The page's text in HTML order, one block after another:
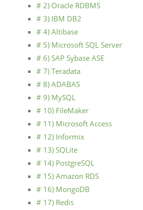
# 2) Oracle RDBMS
# 3) IBM DB2
# 4) Altibase
# 5) Microsoft SQL Server
# 6) SAP Sybase ASE
# 7) Teradata
# 8) ADABAS
# 9) MySQL
# 10) FileMaker
# 11) Microsoft Access
# 12) Informix
# 13) SQLite
# 14) PostgreSQL
# 15) Amazon RDS
# 16) MongoDB
# 17) Redis